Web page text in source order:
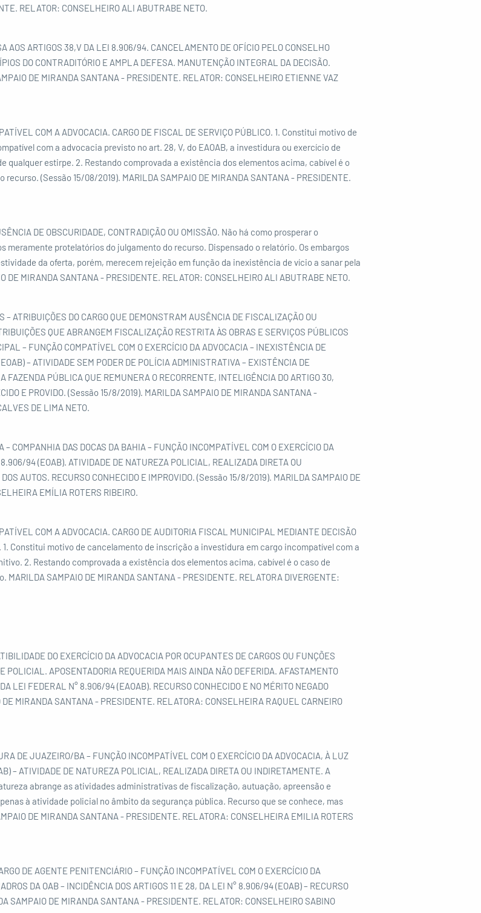
RELATOR: CONSELHEIRO ALI ABUTRABE NETO.
AOS ARTIGOS 38,V DA LEI 8.906/94. CANCELAMENTO DE OFÍCIO PELO CONSELHO
DO CONTRADITÓRIO E AMPLA DEFESA. MANUTENÇÃO INTEGRAL DA DECISÃO.
DE MIRANDA SANTANA - PRESIDENTE. RELATOR: CONSELHEIRO ETIENNE VAZ
COM A ADVOCACIA. CARGO DE FISCAL DE SERVIÇO PÚBLICO. 1. Constitui motivo de
com a advocacia previsto no art. 28, V, do EAOAB, a investidura ou exercício de
qualquer estirpe. 2. Restando comprovada a existência dos elementos acima, cabível é o
(Sessão 15/08/2019). MARILDA SAMPAIO DE MIRANDA SANTANA - PRESIDENTE.
DE OBSCURIDADE, CONTRADIÇÃO OU OMISSÃO. Não há como prosperar o
protelatórios do julgamento do recurso. Dispensado o relatório. Os embargos
da oferta, porém, merecem rejeição em função da inexistência de vício a sanar pela
MIRANDA SANTANA - PRESIDENTE. RELATOR: CONSELHEIRO ALI ABUTRABE NETO.
– ATRIBUIÇÕES DO CARGO QUE DEMONSTRAM AUSÊNCIA DE FISCALIZAÇÃO OU
QUE ABRANGEM FISCALIZAÇÃO RESTRITA ÀS OBRAS E SERVIÇOS PÚBLICOS
– FUNÇÃO COMPATÍVEL COM O EXERCÍCIO DA ADVOCACIA – INEXISTÊNCIA DE
– ATIVIDADE SEM PODER DE POLÍCIA ADMINISTRATIVA – EXISTÊNCIA DE
FAZENDA PÚBLICA QUE REMUNERA O RECORRENTE, INTELIGÊNCIA DO ARTIGO 30,
E PROVIDO. (Sessão 15/8/2019). MARILDA SAMPAIO DE MIRANDA SANTANA -
DE LIMA NETO.
– COMPANHIA DAS DOCAS DA BAHIA – FUNÇÃO INCOMPATÍVEL COM O EXERCÍCIO DA
94 (EOAB). ATIVIDADE DE NATUREZA POLICIAL, REALIZADA DIRETA OU
AUTOS. RECURSO CONHECIDO E IMPROVIDO. (Sessão 15/8/2019). MARILDA SAMPAIO DE
EMÍLIA ROTERS RIBEIRO.
COM A ADVOCACIA. CARGO DE AUDITORIA FISCAL MUNICIPAL MEDIANTE DECISÃO
1. Constitui motivo de cancelamento de inscrição a investidura em cargo incompatível com a
2. Restando comprovada a existência dos elementos acima, cabível é o caso de
SAMPAIO DE MIRANDA SANTANA - PRESIDENTE. RELATORA DIVERGENTE:
DO EXERCÍCIO DA ADVOCACIA POR OCUPANTES DE CARGOS OU FUNÇÕES
APOSENTADORIA REQUERIDA MAIS AINDA NÃO DEFERIDA. AFASTAMENTO
LEI FEDERAL N° 8.906/94 (EAOAB). RECURSO CONHECIDO E NO MÉRITO NEGADO
MIRANDA SANTANA - PRESIDENTE. RELATORA: CONSELHEIRA RAQUEL CARNEIRO
DE JUAZEIRO/BA – FUNÇÃO INCOMPATÍVEL COM O EXERCÍCIO DA ADVOCACIA, À LUZ
– ATIVIDADE DE NATUREZA POLICIAL, REALIZADA DIRETA OU INDIRETAMENTE. A
abrange as atividades administrativas de fiscalização, autuação, apreensão e
à atividade policial no âmbito da segurança pública. Recurso que se conhece, mas
DE MIRANDA SANTANA - PRESIDENTE. RELATORA: CONSELHEIRA EMILIA ROTERS
DE AGENTE PENITENCIÁRIO – FUNÇÃO INCOMPATÍVEL COM O EXERCÍCIO DA
DA OAB – INCIDÊNCIA DOS ARTIGOS 11 E 28, DA LEI N° 8.906/94 (EOAB) – RECURSO
SAMPAIO DE MIRANDA SANTANA - PRESIDENTE. RELATOR: CONSELHEIRO SABINO